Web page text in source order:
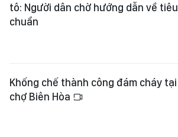
tô: Người dân chờ hướng dẫn về tiêu
chuẩn
Khống chế thành công đám cháy tại
chợ Biên Hòa